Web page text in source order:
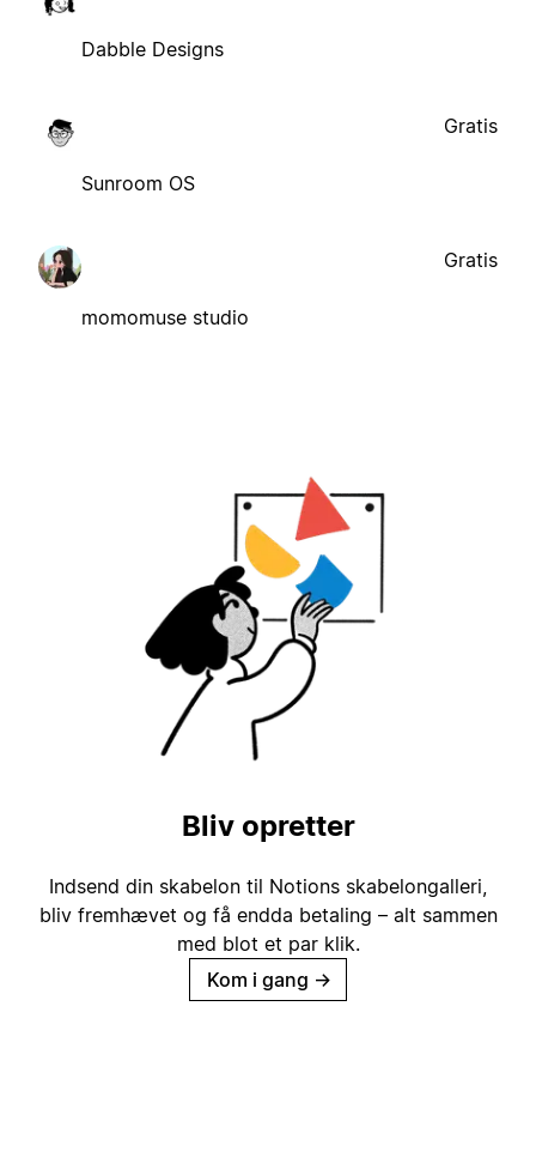
Dabble Designs
Sunroom OS
Gratis
momomuse studio
Gratis
Bliv opretter
Indsend din skabelon til Notions skabelongalleri,
bliv fremhævet og få endda betaling – alt sammen
med blot et par klik.
Kom i gang →